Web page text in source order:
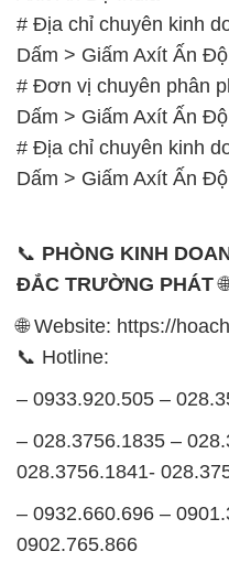
# Địa chỉ chuyên kinh
Dấm > Giấm Axít Ấn
# Đơn vị chuyên phân
Dấm > Giấm Axít Ấn
# Địa chỉ chuyên kinh
Dấm > Giấm Axít Ấn
📞 PHÒNG KINH
ĐẮC TRƯỜNG PHÁT
🌐 Website: https://
📞 Hotline:
– 0933.920.505 –
– 028.3756.1835 –
028.3756.1841-
– 0932.660.696 –
0902.765.866